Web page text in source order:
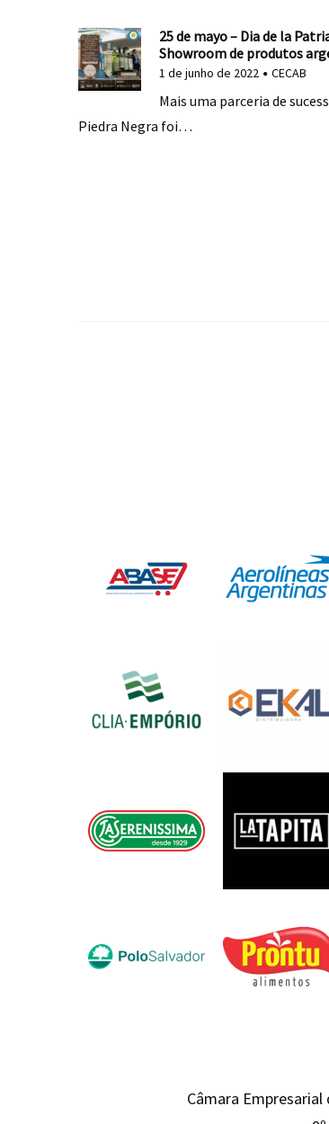
25 de mayo – Dia de la
Showroom de produtos
1 de junho de 2022 CECAB
Mais uma parceria de
Piedra Negra foi…
Câmara